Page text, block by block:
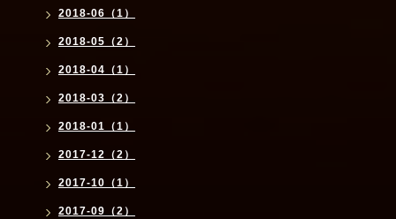
2018-06（1）
2018-05（2）
2018-04（1）
2018-03（2）
2018-01（1）
2017-12（2）
2017-10（1）
2017-09（2）